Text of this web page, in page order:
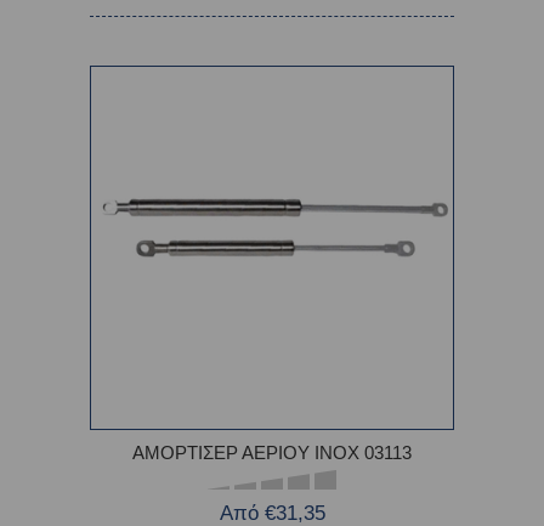
ΑΜΟΡΤΙΣΕΡ ΑΕΡΙΟΥ ΙΝΟΧ 03113
Από €31,35